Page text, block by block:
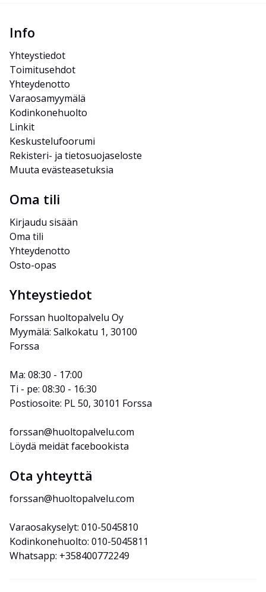
Info
Yhteystiedot
Toimitusehdot
Yhteydenotto
Varaosamyymälä
Kodinkonehuolto
Linkit
Keskustelufoorumi
Rekisteri- ja tietosuojaseloste
Muuta evästeasetuksia
Oma tili
Kirjaudu sisään
Oma tili
Yhteydenotto
Osto-opas
Yhteystiedot
Forssan huoltopalvelu Oy
Myymälä: Salkokatu 1, 30100
Forssa
Ma: 08:30 - 17:00
Ti - pe: 08:30 - 16:30
Postiosoite: PL 50, 30101 Forssa
forssan@huoltopalvelu.com
Löydä meidät facebookista
Ota yhteyttä
forssan@huoltopalvelu.com
Varaosakyselyt: 010-5045810
Kodinkonehuolto: 010-5045811
Whatsapp: +358400772249